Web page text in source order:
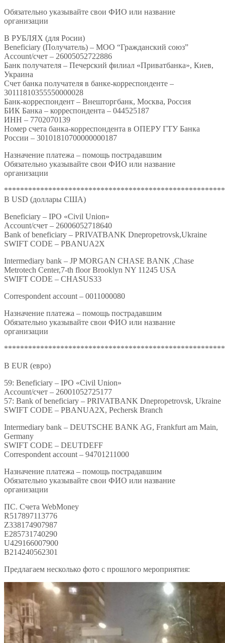
Обязательно указывайте свои ФИО или название
организации
В РУБЛЯХ (для Росии)
Beneficiary (Получатель) – МОО “Гражданский союз”
Account/счет – 26005052722886
Банк получателя – Печерский филиал «Приватбанка», Киев,
Украина
Счет банка получателя в банке-корреспонденте –
30111810355550000028
Банк-корреспондент – Внешторгбанк, Москва, Россия
БИК Банка – корреспондента – 044525187
ИНН – 7702070139
Номер счета банка-корреспондента в ОПЕРУ ГТУ Банка
России – 30101810700000000187
Назначение платежа – помощь пострадавшим
Обязательно указывайте свои ФИО или название
организации
В USD (доллары США)
Beneficiary – IPO «Civil Union»
Account/счет – 26006052718640
Bank of beneficiary – PRIVATBANK Dnepropetrovsk,Ukraine
SWIFT CODE – PBANUA2X
Intermediary bank – JP MORGAN CHASE BANK ,Chase
Metrotech Center,7-th floor Brooklyn NY 11245 USA
SWIFT CODE – CHASUS33
Correspondent account – 0011000080
Назначение платежа – помощь пострадавшим
Обязательно указывайте свои ФИО или название
организации
В EUR (евро)
59: Beneficiary – IPO «Civil Union»
Account/счет – 26001052725177
57: Bank of beneficiary – PRIVATBANK Dnepropetrovsk, Ukraine
SWIFT CODE – PBANUA2X, Pechersk Branch
Intermediary bank – DEUTSCHE BANK AG, Frankfurt am Main,
Germany
SWIFT CODE – DEUTDEFF
Correspondent account – 94701211000
Назначение платежа – помощь пострадавшим
Обязательно указывайте свои ФИО или название
организации
ПС. Счета WebMoney
R517897113776
Z338174907987
E285731740290
U429166007900
B214240562301
Предлагаем несколько фото с прошлого мероприятия: